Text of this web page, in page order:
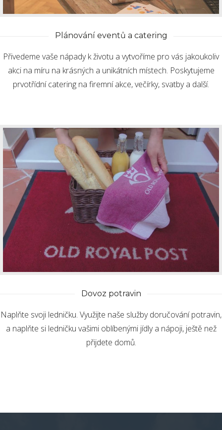
Plánování eventů a catering
Přivedeme vaše nápady k životu a vytvoříme pro vás jakoukoliv
akci na míru na krásných a unikátních místech. Poskytujeme
prvotřídní catering na firemní akce, večírky, svatby a další.
Dovoz potravin
Naplňte svoji ledničku. Využijte naše služby doručování potravin,
a naplňte si ledničku vašimi oblíbenými jídly a nápoji, ještě než
přijdete domů.